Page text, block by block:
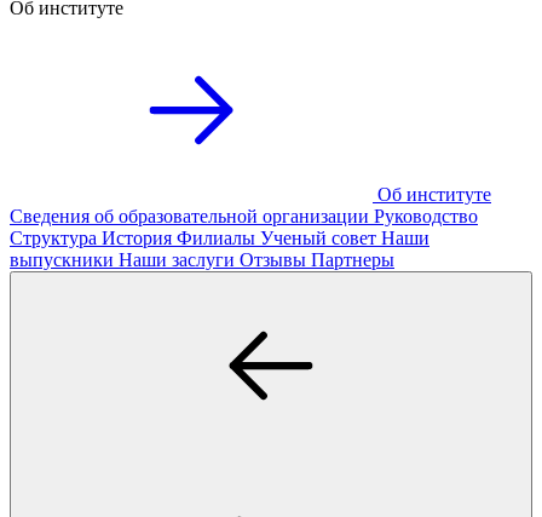
Об институте
Об институте
Сведения об образовательной организации Руководство
Структура История Филиалы Ученый совет Наши
выпускники Наши заслуги Отзывы Партнеры